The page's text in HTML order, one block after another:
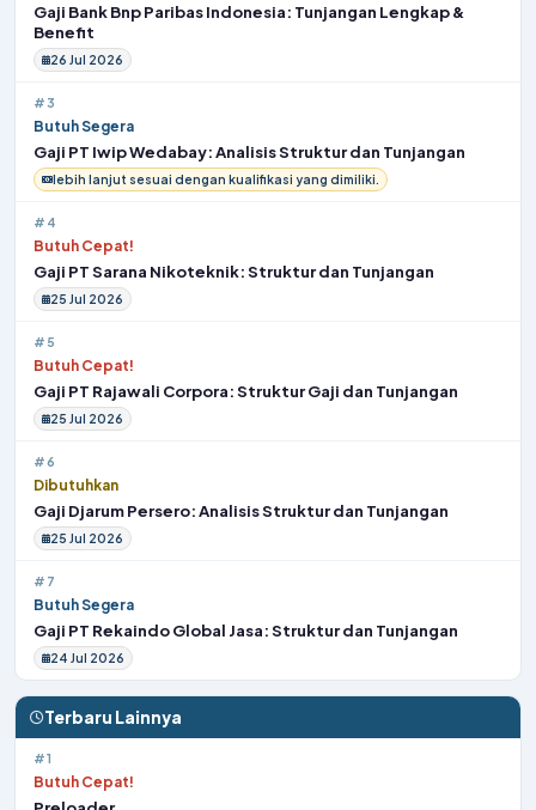
Gaji Bank Bnp Paribas Indonesia: Tunjangan Lengkap &
Benefit
26 Jul 2026
#3
Butuh Segera
Gaji PT Iwip Wedabay: Analisis Struktur dan Tunjangan
lebih lanjut sesuai dengan kualifikasi yang dimiliki.
#4
Butuh Cepat!
Gaji PT Sarana Nikoteknik: Struktur dan Tunjangan
25 Jul 2026
#5
Butuh Cepat!
Gaji PT Rajawali Corpora: Struktur Gaji dan Tunjangan
25 Jul 2026
#6
Dibutuhkan
Gaji Djarum Persero: Analisis Struktur dan Tunjangan
25 Jul 2026
#7
Butuh Segera
Gaji PT Rekaindo Global Jasa: Struktur dan Tunjangan
24 Jul 2026
Terbaru Lainnya
#1
Butuh Cepat!